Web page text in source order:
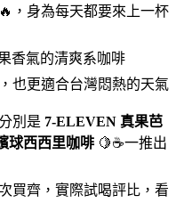
，身為每天都要來上一杯
香氣的清爽系咖啡
也更適合台灣悶熱的天氣
別是 7-ELEVEN 真果芭
球西西里咖啡 🍋☕一推出
買齊，實際試喝評比，看